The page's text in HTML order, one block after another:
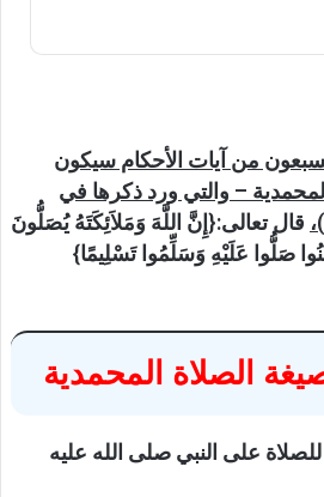
من آيات الأحكام سيكون
– والتي ورد ذكرها في
قال تعالى:{إِنَّ اللَّهَ وَمَلاَئِكَتَهُ يُصَلُّونَ
صَلُّوا عَلَيْهِ وَسَلِّمُوا تَسْلِيمًا}
الصلاة المحمدية
على النبي صلى الله عليه